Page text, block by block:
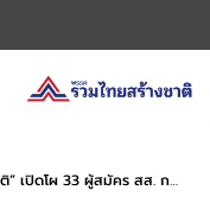
ผู้สมัคร สส. กทม. ครบทุกเขต พร้อมลุยศึกเลือกตั้ง